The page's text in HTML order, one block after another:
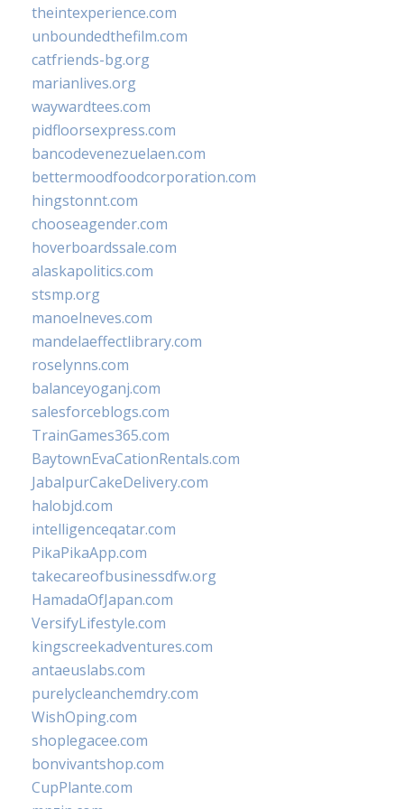
theintexperience.com
unboundedthefilm.com
catfriends-bg.org
marianlives.org
waywardtees.com
pidfloorsexpress.com
bancodevenezuelaen.com
bettermoodfoodcorporation.com
hingstonnt.com
chooseagender.com
hoverboardssale.com
alaskapolitics.com
stsmp.org
manoelneves.com
mandelaeffectlibrary.com
roselynns.com
balanceyoganj.com
salesforceblogs.com
TrainGames365.com
BaytownEvaCationRentals.com
JabalpurCakeDelivery.com
halobjd.com
intelligenceqatar.com
PikaPikaApp.com
takecareofbusinessdfw.org
HamadaOfJapan.com
VersifyLifestyle.com
kingscreekadventures.com
antaeuslabs.com
purelycleanchemdry.com
WishOping.com
shoplegacee.com
bonvivantshop.com
CupPlante.com